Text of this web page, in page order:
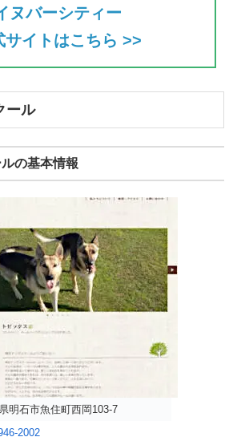
ヌバーシティー
サイトはこちら >>
ール
の基本情報
明石市魚住町西岡103-7
2002